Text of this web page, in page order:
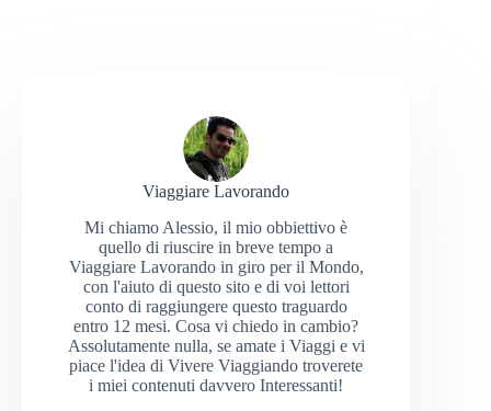
Viaggiare Lavorando
Mi chiamo Alessio, il mio obbiettivo è
quello di riuscire in breve tempo a
Viaggiare Lavorando in giro per il Mondo,
con l'aiuto di questo sito e di voi lettori
conto di raggiungere questo traguardo
entro 12 mesi. Cosa vi chiedo in cambio?
Assolutamente nulla, se amate i Viaggi e vi
piace l'idea di Vivere Viaggiando troverete
i miei contenuti davvero Interessanti!